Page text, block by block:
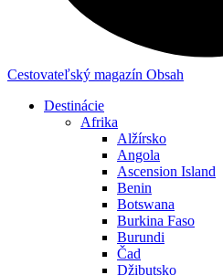
Cestovateľský magazín Obsah
Destinácie
Afrika
Alžírsko
Angola
Ascension Island
Benin
Botswana
Burkina Faso
Burundi
Čad
Džibutsko